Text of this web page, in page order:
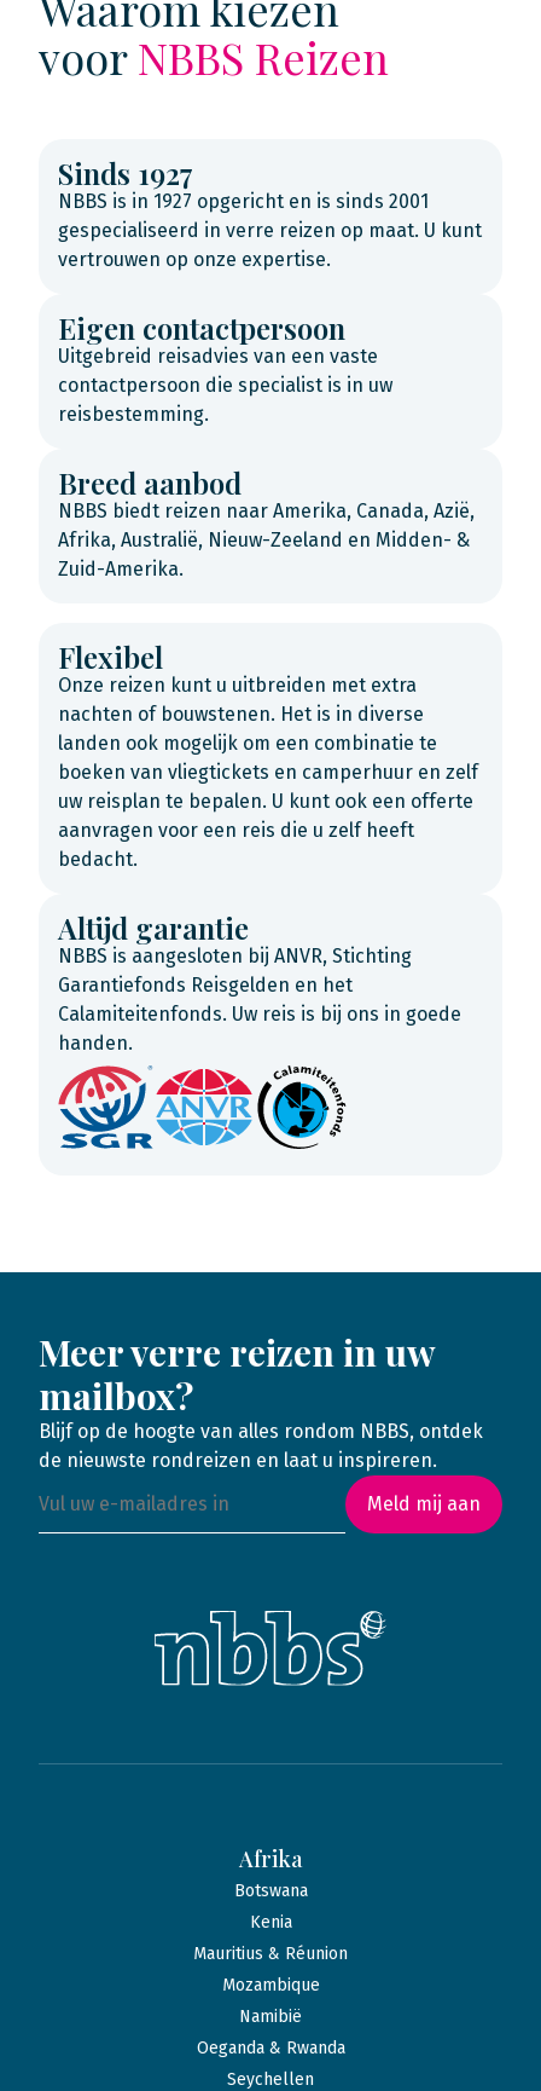
voorNBBS Reizen
Sinds 1927
NBBS is in 1927 opgericht en is sinds 2001
gespecialiseerd in verre reizen op maat. U kunt
vertrouwen op onze expertise.
Eigen contactpersoon
Uitgebreid reisadvies van een vaste
contactpersoon die specialist is in uw
reisbestemming.
Breed aanbod
NBBS biedt reizen naar Amerika, Canada, Azië,
Afrika, Australië, Nieuw-Zeeland en Midden- &
Zuid-Amerika.
Flexibel
Onze reizen kunt u uitbreiden met extra
nachten of bouwstenen. Het is in diverse
landen ook mogelijk om een combinatie te
boeken van vliegtickets en camperhuur en zelf
uw reisplan te bepalen. U kunt ook een offerte
aanvragen voor een reis die u zelf heeft
bedacht.
Altijd garantie
NBBS is aangesloten bij ANVR, Stichting
Garantiefonds Reisgelden en het
Calamiteitenfonds. Uw reis is bij ons in goede
handen.
Meer verre reizen in uw
mailbox?
Blijf op de hoogte van alles rondom NBBS, ontdek
de nieuwste rondreizen en laat u inspireren.
Meld mij aan
Afrika
Botswana
Kenia
Mauritius & Réunion
Mozambique
Namibië
Oeganda & Rwanda
Seychellen